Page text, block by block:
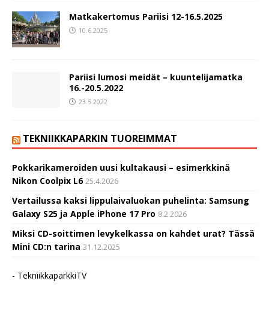
Matkakertomus Pariisi 12-16.5.2025
10.6.2025
Pariisi lumosi meidät – kuuntelijamatka
16.-20.5.2022
23.5.2022
TEKNIIKKAPARKIN TUOREIMMAT
Pokkarikameroiden uusi kultakausi – esimerkkinä
Nikon Coolpix L6 25.4.2026
Vertailussa kaksi lippulaivaluokan puhelinta: Samsung
Galaxy S25 ja Apple iPhone 17 Pro 8.2.2026
Miksi CD-soittimen levykelkassa on kahdet urat? Tässä
Mini CD:n tarina 31.12.2025
- TekniikkaparkkiTV